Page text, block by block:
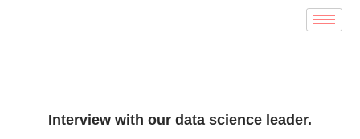
Interview with our data science leader.